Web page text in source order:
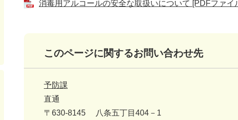
消毒用アルコールの安全な取扱いについて [PDFファイ
このページに関するお問い合わせ先
予防課
直通
〒630-8145
八条五丁目404－1